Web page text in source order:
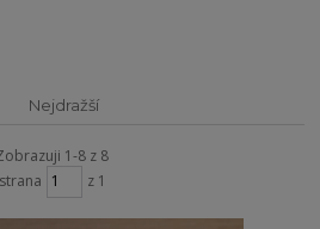
Nejdražší
1-8 z 8
strana
z 1